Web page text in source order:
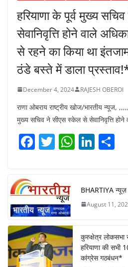
हरियाणा के पूर्व मुख्य
सेवानिवृत्ति होने वाले
से रहने का किया था
ठंडे बस्ते में डाला
December 4, 2024 RAJESH OBEROI
राणा ओबराय राष्ट्रीय खोज/भारतीय न्यूज,
मुख्य सचिव ने सीएस स्केल से सेवानिवृत्ति होने
F
e
b
o
o
k
T
er
W
s
A
p
Li
e
dI
e
BHARTIYA न्यूज़
August 11,
कुरुक्षेत्र लोकसभा
हरियाणा की सभी
कांग्रेस गठबंधन*